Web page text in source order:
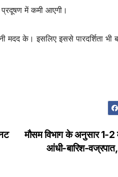
में कमी आएगी।
मदद के। इसलिए इससे पारदर्शिता
मौसम विभाग के अनुसार 1-2
आंधी-बारिश-